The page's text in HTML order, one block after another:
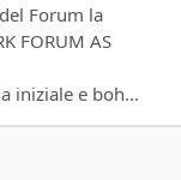
Forum la
FORUM AS
iniziale e boh...